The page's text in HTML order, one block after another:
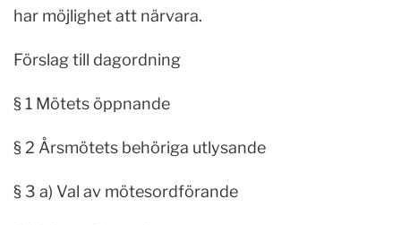
har möjlighet att närvara.
Förslag till dagordning
§ 1 Mötets öppnande
§ 2 Årsmötets behöriga utlysande
§ 3 a) Val av mötesordförande